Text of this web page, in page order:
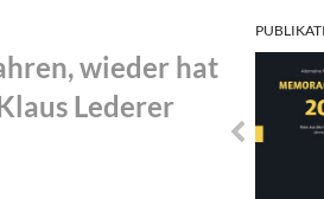
wieder hat
Lederer
Solidarisches EUropa -
Mosaiklinke Perspektiven